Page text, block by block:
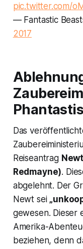
pic.twitter.com/
— Fantastic
2017
Das
Reiseantrag
Redmayne).
abgelehnt. Der
Newt sei
gewesen. Dieser
Amerika-
beziehen, denn